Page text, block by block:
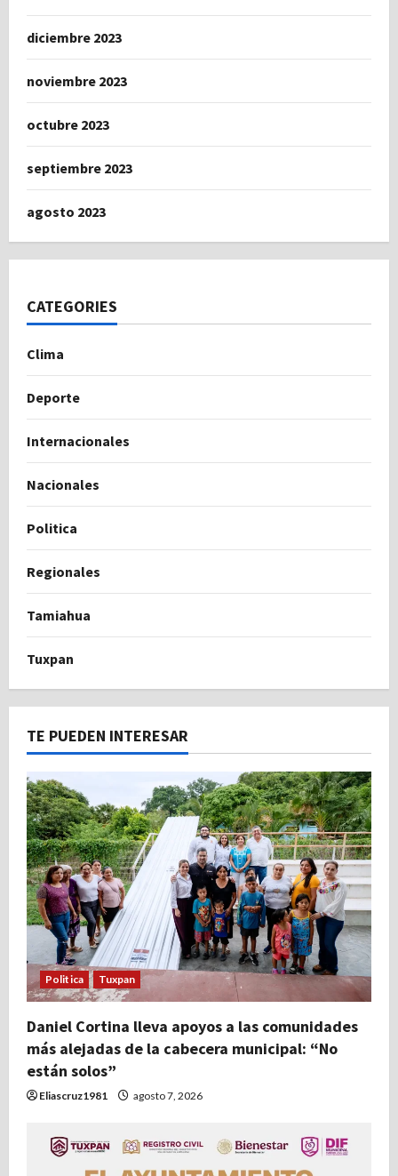
diciembre 2023
noviembre 2023
octubre 2023
septiembre 2023
agosto 2023
CATEGORIES
Clima
Deporte
Internacionales
Nacionales
Politica
Regionales
Tamiahua
Tuxpan
TE PUEDEN INTERESAR
Politica Tuxpan
Daniel Cortina lleva apoyos a las comunidades
más alejadas de la cabecera municipal: “No
están solos”
Eliascruz1981 agosto 7, 2026